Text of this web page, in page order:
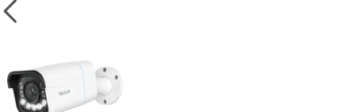
Integrazione con app come Alexa o Google Home: